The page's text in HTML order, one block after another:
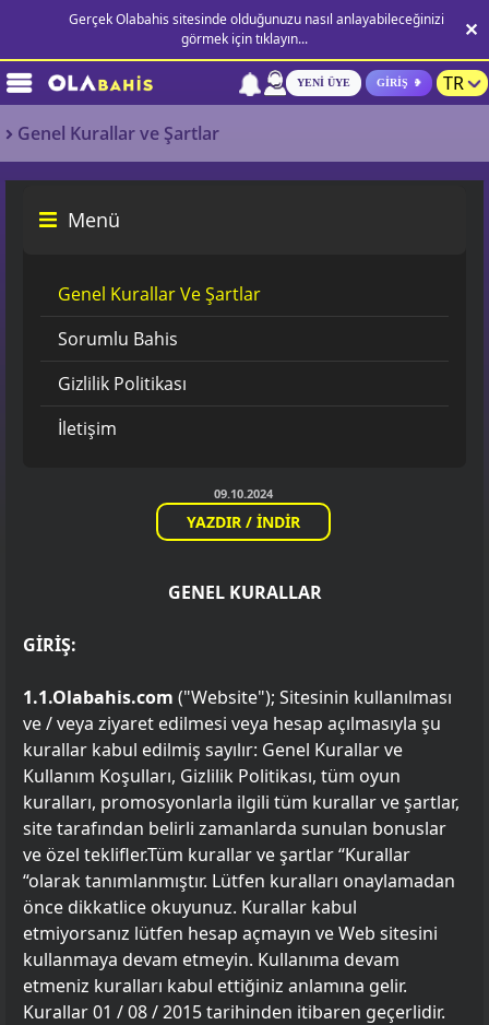
✕
Gerçek Olabahis sitesinde olduğunuzu nasıl anlayabileceğinizi
görmek için tıklayın...
YENI ÜYE GIRIŞ TR
Genel
Kurallar
Şartlar
Genel Kurallar ve Şartlar
Menü
Genel Kurallar Ve Şartlar
Sorumlu Bahis
Gizlilik Politikası
İletişim
09.10.2024
YAZDIR / İNDİR
GENEL KURALLAR
GİRİŞ:
1.1.Olabahis.com ("Website"); Sitesinin kullanılması
ve / veya ziyaret edilmesi veya hesap açılmasıyla şu
kurallar kabul edilmiş sayılır: Genel Kurallar ve
Kullanım Koşulları, Gizlilik Politikası, tüm oyun
kuralları, promosyonlarla ilgili tüm kurallar ve şartlar,
site tarafından belirli zamanlarda sunulan bonuslar
ve özel teklifler.Tüm kurallar ve şartlar “Kurallar
“olarak tanımlanmıştır. Lütfen kuralları onaylamadan
önce dikkatlice okuyunuz. Kurallar kabul
etmiyorsanız lütfen hesap açmayın ve Web sitesini
kullanmaya devam etmeyin. Kullanıma devam
etmeniz kuralları kabul ettiğiniz anlamına gelir.
Kurallar 01 / 08 / 2015 tarihinden itibaren geçerlidir.